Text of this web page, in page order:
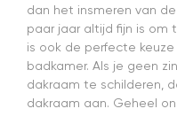
dan het insmeren van
paar jaar altijd fijn is om
is ook de perfecte
badkamer. Als je geen
dakraam te schilderen,
dakraam aan. Geheel